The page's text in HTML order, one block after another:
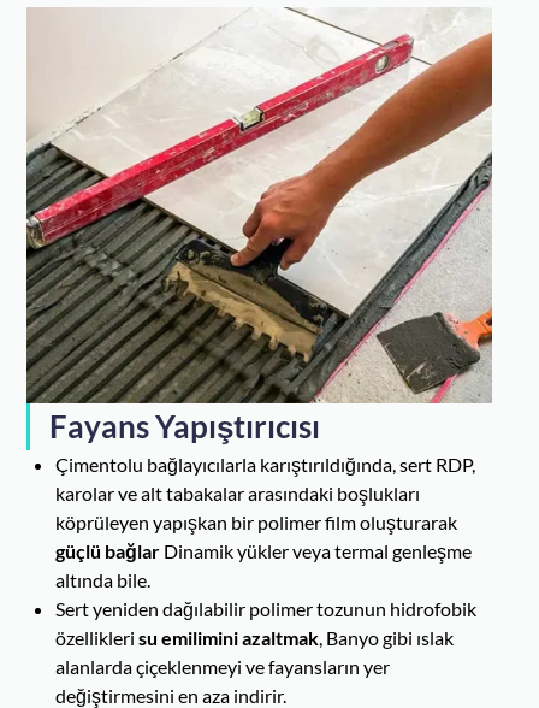
Fayans Yapıştırıcısı
Çimentolu bağlayıcılarla karıştırıldığında, sert RDP,
karolar ve alt tabakalar arasındaki boşlukları
köprüleyen yapışkan bir polimer film oluşturarak
güçlü bağlar Dinamik yükler veya termal genleşme
altında bile.
Sert yeniden dağılabilir polimer tozunun hidrofobik
özelliklerisu emilimini azaltmak, Banyo gibi ıslak
alanlarda çiçeklenmeyi ve fayansların yer
değiştirmesini en aza indirir.